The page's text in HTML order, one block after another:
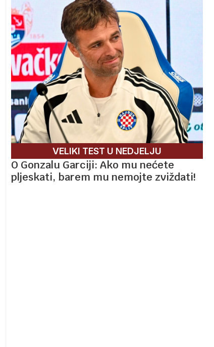
VELIKI TEST U NEDJELJU
O Gonzalu Garciji: Ako mu nećete
pljeskati, barem mu nemojte zviždati!